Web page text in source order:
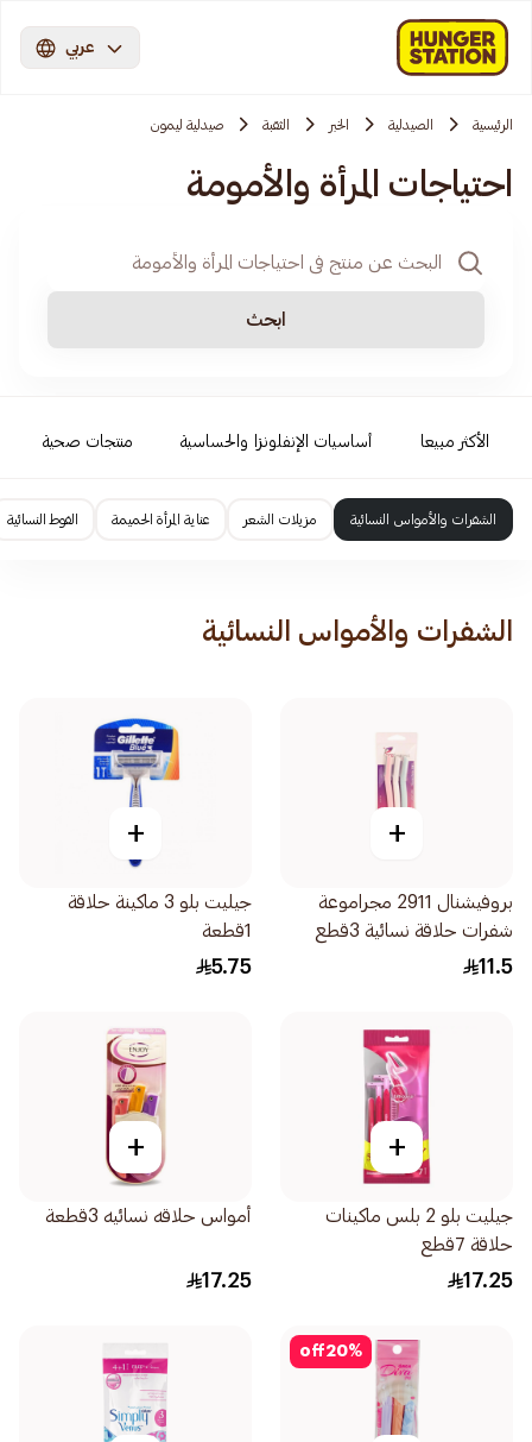
عربي
الرئيسية الصيدلية الخبر الثقبة صيدلية ليمون
احتياجات المرأة والأمومة
ابحث
الأكثر مبيعا أساسيات الإنفلونزا والحساسية منتجات صحية
الشفرات والأمواس النسائية مزيلات الشعر عناية المرأة الحميمة الفوط النسائية
الشفرات والأمواس النسائية
+
بروفيشنال 2911 مجراموعة
شفرات حلاقة نسائية 3قطع
11.5
+
جيليت بلو 3 ماكينة حلاقة
1قطعة
5.75
+
جيليت بلو 2 بلس ماكينات
حلاقة 7قطع
17.25
+
أمواس حلاقه نسائيه 3قطعة
17.25
20%
off